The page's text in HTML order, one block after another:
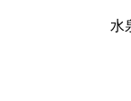
水